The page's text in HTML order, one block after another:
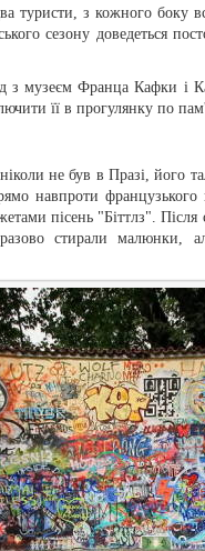
туристи, з кожного боку
сезону доведеться
з музеєм Франца Кафки і
її в прогулянку по
не був в Празі, його
навпроти
пісень "Біттлз".
стирали малюнки,